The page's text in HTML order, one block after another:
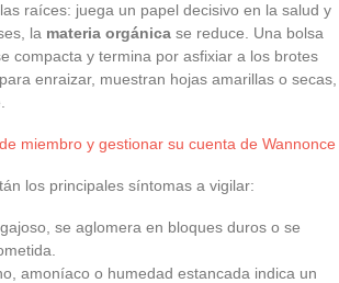
raíces: juega un papel decisivo en la salud y
la materia orgánica se reduce. Una bolsa
compacta y termina por asfixiar a los brotes
enraizar, muestran hojas amarillas o secas,
miembro y gestionar su cuenta de Wannonce
los principales síntomas a vigilar:
se aglomera en bloques duros o se
amoníaco o humedad estancada indica un